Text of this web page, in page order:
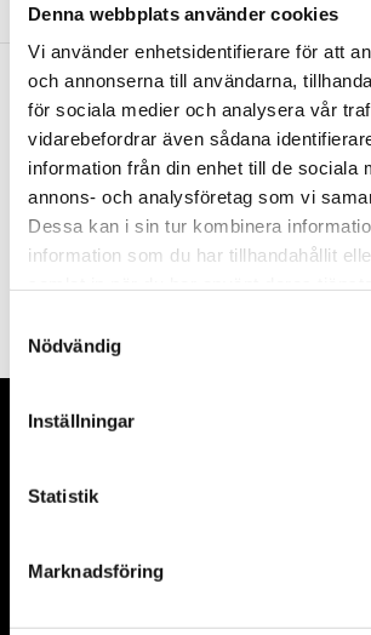
Denna webbplats använder cookies
Vi använder enhetsidentifierare för att
och annonserna till användarna,
för sociala medier och analysera vår
vidarebefordrar även sådana
information från din enhet till de sociala
annons- och analysföretag som vi
Dessa kan i sin tur kombinera
information som du har tillhandahållit
Nödvändig
Inställningar
Statistik
Marknadsföring
Nyhetsbrev
PRENUMERERA
VÅRA LEVERANTÖRER
Våra främsta leverantörer är KS Tools
& däckmaskiner och Master
gärna om vad som helst då vi gör vårt